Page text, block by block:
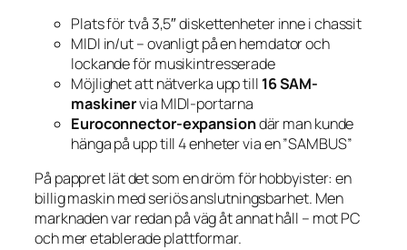
Plats för två 3,5″ diskettenheter inne i chassit
MIDI in/ut – ovanligt på en hem­dator och
lockande för musikintresserade
Möjlighet att nätverka upp till 16 SAM-
maskinervia MIDI-portarna
Euroconnector-expansiondär man kunde
hänga på upp till 4 enheter via en ”SAMBUS”
På pappret lät det som en dröm för hobbyister: en
billig maskin med seriös anslutningsbarhet. Men
marknaden var redan på väg åt annat håll – mot PC
och mer etablerade plattformar.